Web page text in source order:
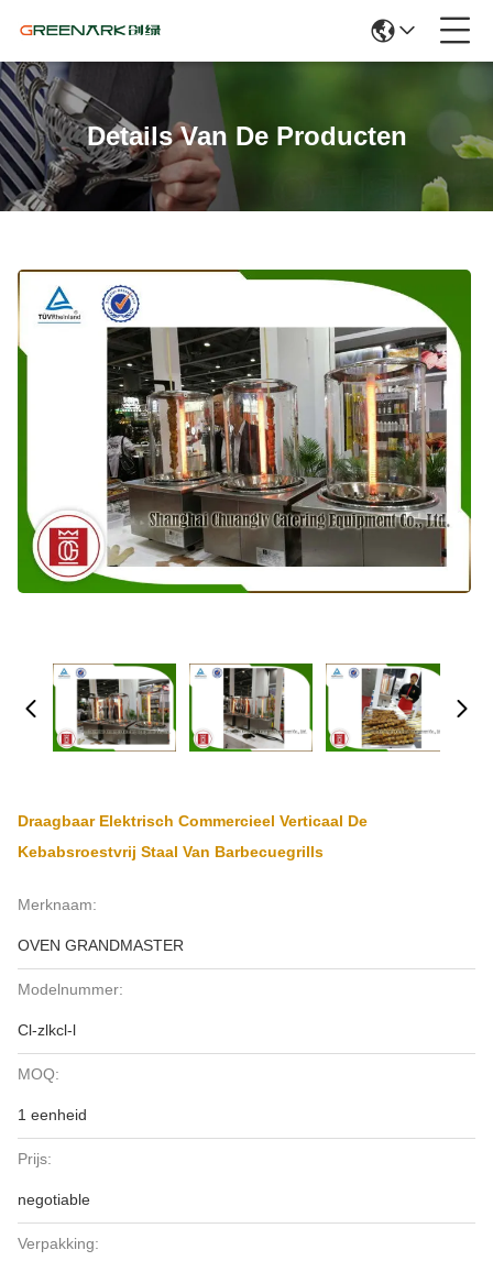
Details Van De Producten
Draagbaar Elektrisch Commercieel Verticaal De
Kebabsroestvrij Staal Van Barbecuegrills
Merknaam:
OVEN GRANDMASTER
Modelnummer:
Cl-zlkcl-l
MOQ:
1 eenheid
Prijs:
negotiable
Verpakking: